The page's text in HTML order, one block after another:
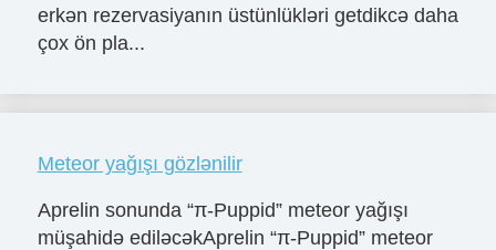
erkən rezervasiyanın üstünlükləri getdikcə daha
çox ön pla...
Meteor yağışı gözlənilir
Aprelin sonunda “π-Puppid” meteor yağışı
müşahidə ediləcəkAprelin “π-Puppid” meteor